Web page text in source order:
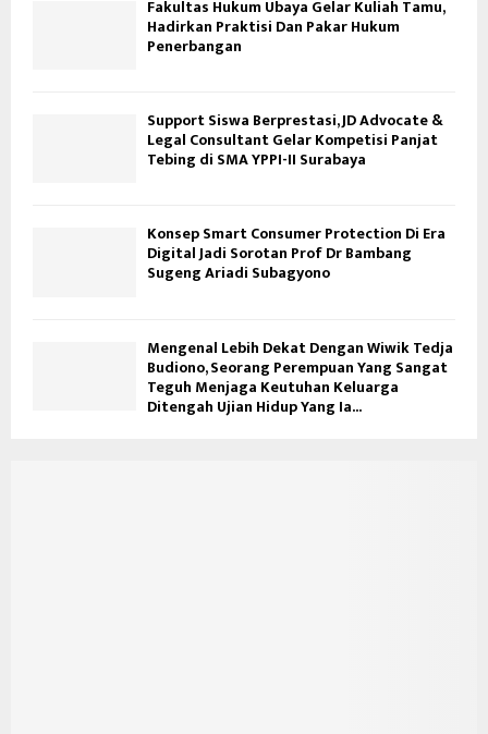
Fakultas Hukum Ubaya Gelar Kuliah Tamu,
Hadirkan Praktisi Dan Pakar Hukum
Penerbangan
Support Siswa Berprestasi, JD Advocate &
Legal Consultant Gelar Kompetisi Panjat
Tebing di SMA YPPI-II Surabaya
Konsep Smart Consumer Protection Di Era
Digital Jadi Sorotan Prof Dr Bambang
Sugeng Ariadi Subagyono
Mengenal Lebih Dekat Dengan Wiwik Tedja
Budiono, Seorang Perempuan Yang Sangat
Teguh Menjaga Keutuhan Keluarga
Ditengah Ujian Hidup Yang Ia...